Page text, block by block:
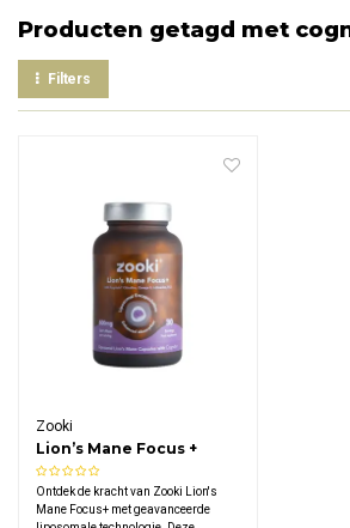
Producten getagd met
Filters
Zooki
Lion’s Mane Focus +
Liposomal (60 capsules)
Ontdek de kracht van Zooki Lion's
Mane Focus+ met geavanceerde